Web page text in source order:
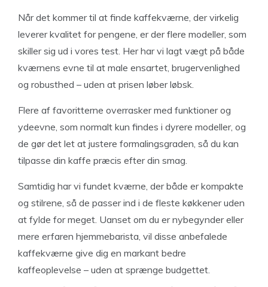
Når det kommer til at finde kaffekværne, der virkelig
leverer kvalitet for pengene, er der flere modeller, som
skiller sig ud i vores test. Her har vi lagt vægt på både
kværnens evne til at male ensartet, brugervenlighed
og robusthed – uden at prisen løber løbsk.
Flere af favoritterne overrasker med funktioner og
ydeevne, som normalt kun findes i dyrere modeller, og
de gør det let at justere formalingsgraden, så du kan
tilpasse din kaffe præcis efter din smag.
Samtidig har vi fundet kværne, der både er kompakte
og stilrene, så de passer ind i de fleste køkkener uden
at fylde for meget. Uanset om du er nybegynder eller
mere erfaren hjemmebarista, vil disse anbefalede
kaffekværne give dig en markant bedre
kaffeoplevelse – uden at sprænge budgettet.